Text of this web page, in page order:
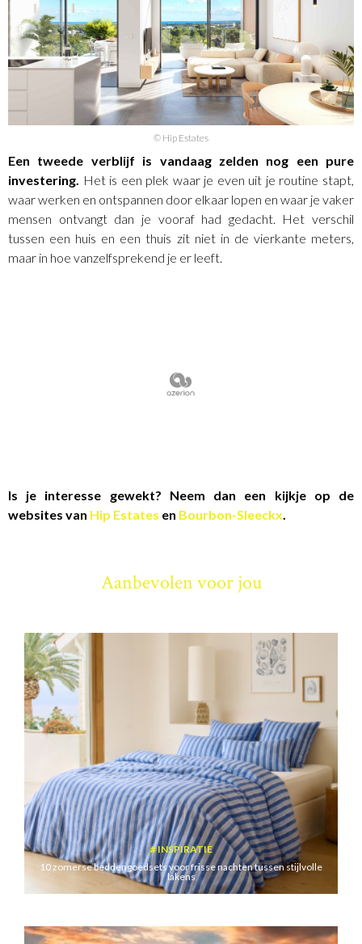
© Hip Estates
Een tweede verblijf is vandaag zelden nog een pure
investering. Het is een plek waar je even uit je routine stapt,
waar werken en ontspannen door elkaar lopen en waar je vaker
mensen ontvangt dan je vooraf had gedacht. Het verschil
tussen een huis en een thuis zit niet in de vierkante meters,
maar in hoe vanzelfsprekend je er leeft.
Is je interesse gewekt? Neem dan een kijkje op de
websites van Hip Estates en Bourbon-Sleeckx
Aanbevolen voor jou
INSPIRATIE
10 zomerse beddengoedsets voor frisse nachten tussen stijlvolle
lakens